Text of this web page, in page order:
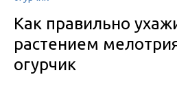
Как правильно
растением
огурчик